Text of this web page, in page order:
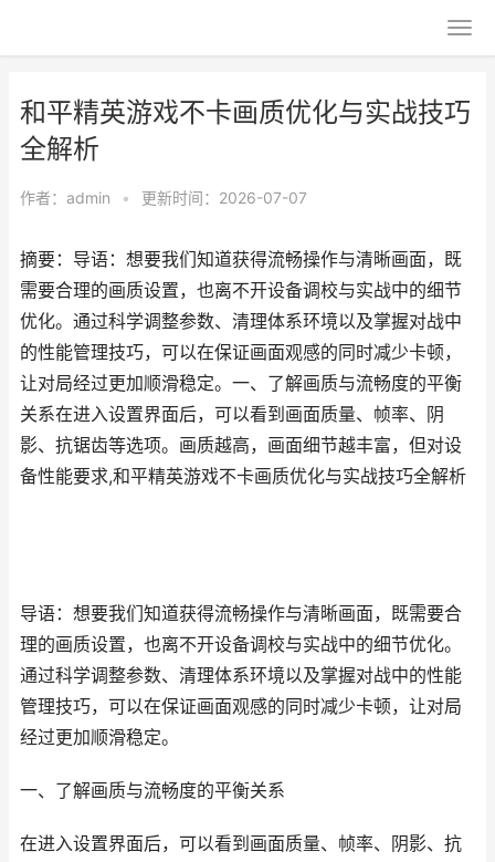
和平精英游戏不卡画质优化与实战技巧
全解析
作者： admin • 更新时间：2026-07-07
摘要：导语：想要我们知道获得流畅操作与清晰画面，既
需要合理的画质设置，也离不开设备调校与实战中的细节
优化。通过科学调整参数、清理体系环境以及掌握对战中
的性能管理技巧，可以在保证画面观感的同时减少卡顿，
让对局经过更加顺滑稳定。一、了解画质与流畅度的平衡
关系在进入设置界面后，可以看到画面质量、帧率、阴
影、抗锯齿等选项。画质越高，画面细节越丰富，但对设
备性能要求,和平精英游戏不卡画质优化与实战技巧全解析
导语：想要我们知道获得流畅操作与清晰画面，既需要合
理的画质设置，也离不开设备调校与实战中的细节优化。
通过科学调整参数、清理体系环境以及掌握对战中的性能
管理技巧，可以在保证画面观感的同时减少卡顿，让对局
经过更加顺滑稳定。
一、了解画质与流畅度的平衡关系
在进入设置界面后，可以看到画面质量、帧率、阴影、抗